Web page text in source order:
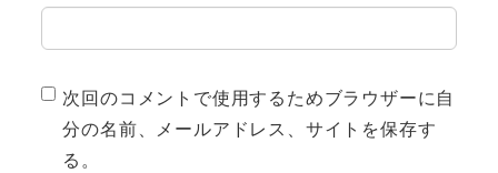
次回のコメントで使用するためブラウザーに自
分の名前、メールアドレス、サイトを保存す
る。